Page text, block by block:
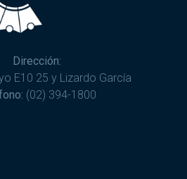
Dirección:
E10 25 y Lizardo García
(02) 394-1800